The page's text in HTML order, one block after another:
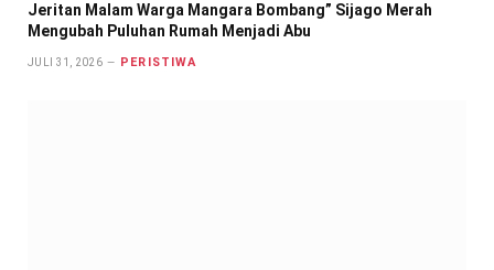
Jeritan Malam Warga Mangara Bombang” Sijago Merah
Mengubah Puluhan Rumah Menjadi Abu
JULI 31, 2026 PERISTIWA